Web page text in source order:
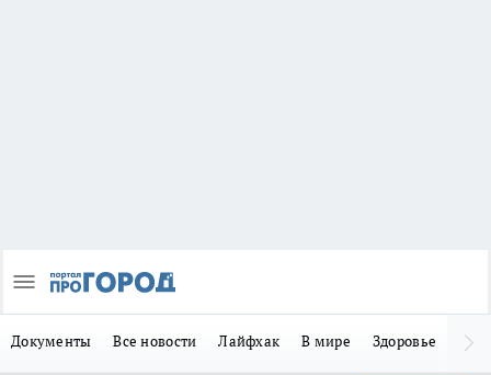
Документы Все новости Лайфхак В мире Здоровье